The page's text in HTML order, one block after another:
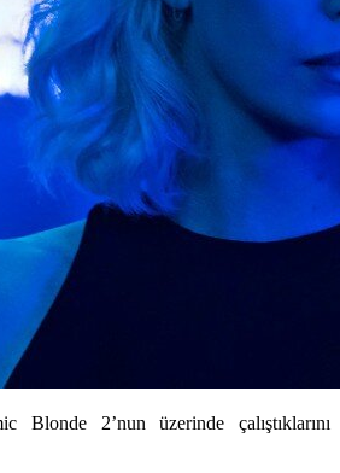
Blonde 2’nun üzerinde çalıştıklarını